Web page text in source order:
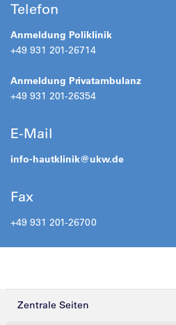
Telefon
Anmeldung Poliklinik
+49 931 201-26714
Anmeldung Privatambulanz
+49 931 201-26354
E-Mail
info-hautklinik@ukw.de
Fax
+49 931 201-26700
Zentrale Seiten